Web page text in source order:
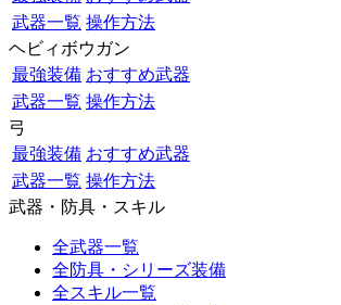
武器一覧 操作方法
ヘビィボウガン
最強装備 おすすめ武器
武器一覧 操作方法
弓
最強装備 おすすめ武器
武器一覧 操作方法
武器・防具・スキル
全武器一覧
全防具・シリーズ装備
全スキル一覧